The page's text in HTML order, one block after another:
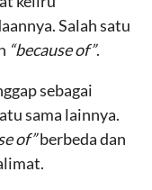
Salah satu
“because of”.
sebagai
sama lainnya.
of”berbeda dan